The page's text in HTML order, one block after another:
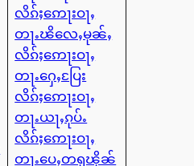
လိၵ်ႈဢေႃးဝႃႇ
တႃႉၽိလေႇမုၼ်ႇ
လိၵ်ႈဢေႃးဝႃႇ
တႃႉႁေႇပြႄး
လိၵ်ႈဢေႃးဝႃႇ
တႃႉယႃႇၵုပ်ႉ
လိၵ်ႈဢေႃးဝႃႇ
တႃႉပေႇတရုၽိုၼ်